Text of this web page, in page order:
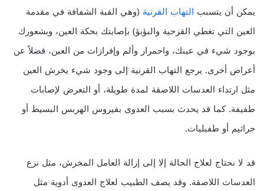
يمكن أن يتسبب التهاب القرنية (وهي القبة الشفافة في مقدمة
العين التي تغطي القزحية والبؤبؤ) بإصابتك بحكة العين، وبشعورك
بوجود شيء في عينك، واحمرار وألم وإفرازات من العين، فضلاً عن
أعراض أخرى. يرجع التهاب القرنية إلى وجود شيء يخرش العين
مثل ارتداء العدسات اللاصقة لمدة طويلة، أو التعرض لإصابات
طفيفة. كما قد يحدث بسبب العدوى بفيروس الهربس البسيط أو
جراثيم أو طفيليات.
قد لا نحتاج لعلاج الحالة إلا إلى إزالة العامل المخرش، مثل نزع
العدسات اللاصقة. وقد يصف الطبيب لعلاج العدوى أدوية مثل